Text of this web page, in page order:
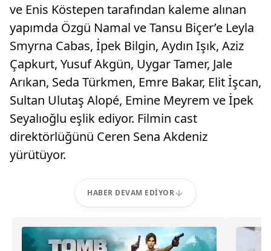
ve Enis Köstepen tarafından kaleme alınan
yapımda Özgü Namal ve Tansu Biçer’e Leyla
Smyrna Cabas, İpek Bilgin, Aydın Işık, Aziz
Çapkurt, Yusuf Akgün, Uygar Tamer, Jale
Arıkan, Seda Türkmen, Emre Bakar, Elit İşcan,
Sultan Ulutaş Alopé, Emine Meyrem ve İpek
Seyalıoğlu eşlik ediyor. Filmin cast
direktörlüğünü Ceren Sena Akdeniz
yürütüyor.
HABER DEVAM EDIYOR